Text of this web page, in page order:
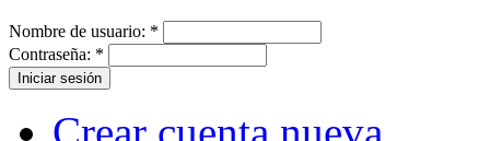
Nombre de usuario: *
Contraseña: *